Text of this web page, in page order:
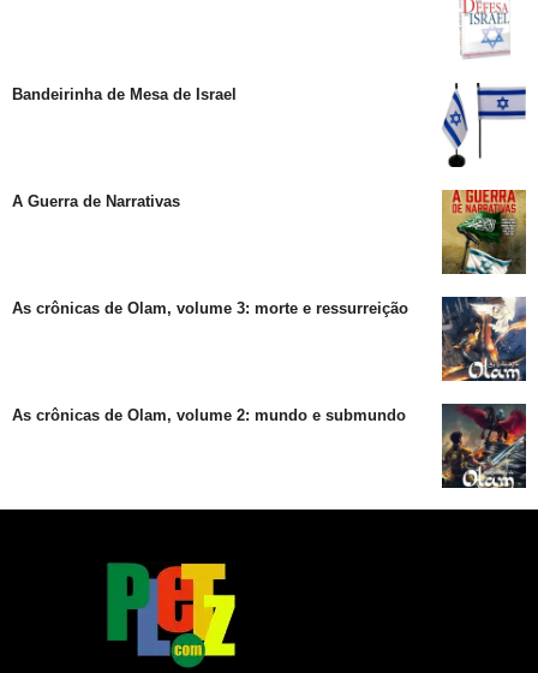
Bandeirinha de Mesa de Israel
A Guerra de Narrativas
As crônicas de Olam, volume 3: morte e ressurreição
As crônicas de Olam, volume 2: mundo e submundo